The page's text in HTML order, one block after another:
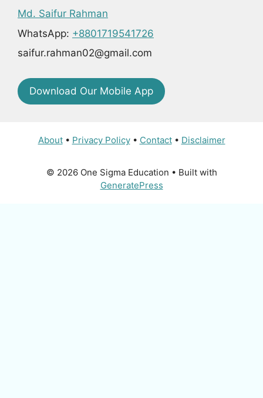
Md. Saifur Rahman
WhatsApp: +8801719541726
saifur.rahman02@gmail.com
Download Our Mobile App
About• Privacy Policy• Contact• Disclaimer
© 2026 One Sigma Education • Built with
GeneratePress